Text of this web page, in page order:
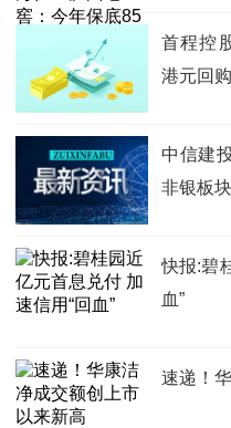
首程控
港元回
中信建
非银板
快报:碧
血”
速递！